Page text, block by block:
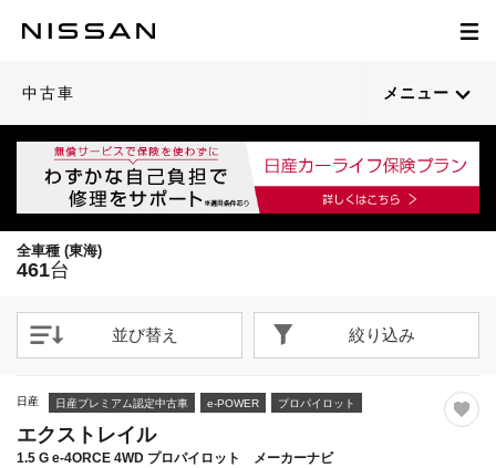
中古車 メニュー
全車種 (東海)
461台
並び替え 絞り込み
80
閉じる
日産 日産プレミアム認定中古車 e-POWER プロパイロット
エクストレイル
1.5 G e-4ORCE 4WD プロパイロット メーカーナビ
67
閉じる 57
閉じる 59
閉じる 38
閉じる 22
閉じる 62
閉じる 24
閉じる 75
閉じる 63
閉じる 53
閉じる 62
閉じる 64
閉じる 60
閉じる 67
閉じる 63
閉じる 71
閉じる 22
閉じる 60
閉じる 21
閉じる